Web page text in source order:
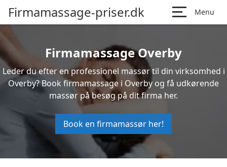
Firmamassage-priser.dk Menu
Firmamassage Overby
Leder du efter en professionel massør til din virksomhed i
Overby? Book firmamassage i Overby og få udkørende
massør på besøg på dit firma her.
Book en firmamassør her!